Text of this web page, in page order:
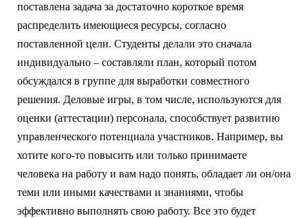
поставлена задача за достаточно короткое время
распределить имеющиеся ресурсы, согласно
поставленной цели. Студенты делали это сначала
индивидуально – составляли план, который потом
обсуждался в группе для выработки совместного
решения. Деловые игры, в том числе, используются для
оценки (аттестации) персонала, способствует развитию
управленческого потенциала участников. Например, вы
хотите кого-то повысить или только принимаете
человека на работу и вам надо понять, обладает ли он/она
теми или иными качествами и знаниями, чтобы
эффективно выполнять свою работу. Все это будет